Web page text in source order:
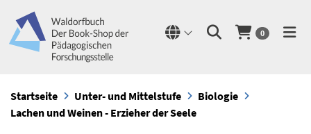
0
Startseite Unter- und Mittelstufe
Biologie
Lachen und Weinen - Erzieher der Seele